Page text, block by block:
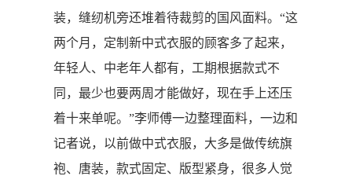
装，缝纫机旁还堆着待裁剪的国风面料。“这
两个月，定制新中式衣服的顾客多了起来，
年轻人、中老年人都有，工期根据款式不
同，最少也要两周才能做好，现在手上还压
着十来单呢。”李师傅一边整理面料，一边和
记者说，以前做中式衣服，大多是做传统旗
袍、唐装，款式固定、版型紧身，很多人觉